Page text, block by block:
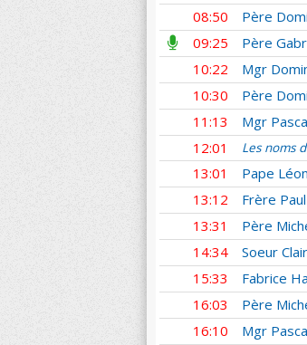
08:50 Père
09:25 Père
10:22 Mgr
10:30 Père
11:13 Mgr
12:01 Les noms
13:01 Pape
13:12 Frère
13:31 Père
14:34 Soeur
15:33 Fabrice
16:03 Père
16:10 Mgr